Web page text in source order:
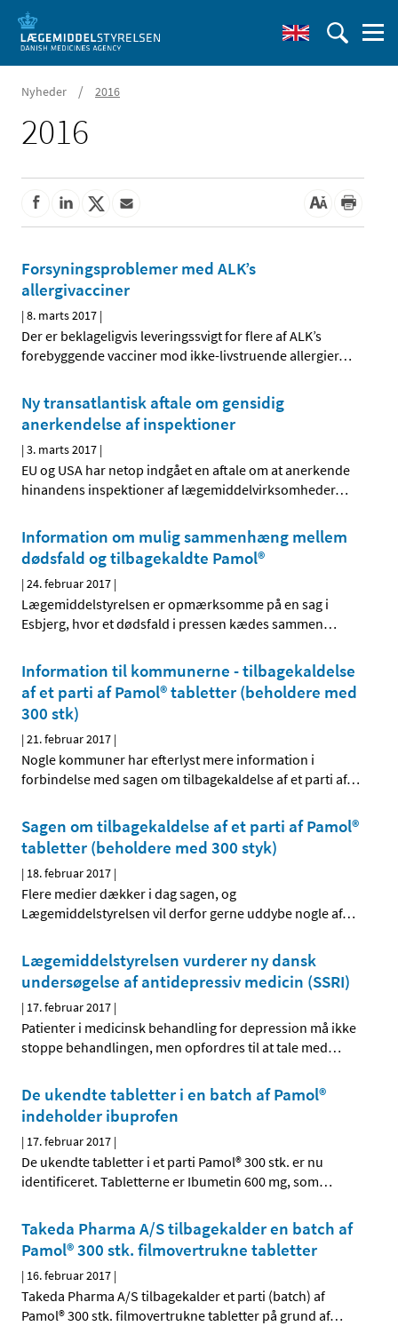
Nyheder / 2016
2016
Forsyningsproblemer med ALK’s
allergivacciner
|8. marts 2017 |
Der er beklageligvis leveringssvigt for flere af ALK’s
forebyggende vacciner mod ikke-livstruende allergier…
Ny transatlantisk aftale om gensidig
anerkendelse af inspektioner
|3. marts 2017 |
EU og USA har netop indgået en aftale om at anerkende
hinandens inspektioner af lægemiddelvirksomheder…
Information om mulig sammenhæng mellem
dødsfald og tilbagekaldte Pamol®
|24. februar 2017 |
Lægemiddelstyrelsen er opmærksomme på en sag i
Esbjerg, hvor et dødsfald i pressen kædes sammen…
Information til kommunerne - tilbagekaldelse
af et parti af Pamol® tabletter (beholdere med
300 stk)
|21. februar 2017 |
Nogle kommuner har efterlyst mere information i
forbindelse med sagen om tilbagekaldelse af et parti af…
Sagen om tilbagekaldelse af et parti af Pamol®
tabletter (beholdere med 300 styk)
| 18. februar 2017 |
Flere medier dækker i dag sagen, og
Lægemiddelstyrelsen vil derfor gerne uddybe nogle af…
Lægemiddelstyrelsen vurderer ny dansk
undersøgelse af antidepressiv medicin (SSRI)
| 17. februar 2017 |
Patienter i medicinsk behandling for depression må ikke
stoppe behandlingen, men opfordres til at tale med…
De ukendte tabletter i en batch af Pamol®
indeholder ibuprofen
| 17. februar 2017 |
De ukendte tabletter i et parti Pamol® 300 stk. er nu
identificeret. Tabletterne er Ibumetin 600 mg, som…
Takeda Pharma A/S tilbagekalder en batch af
Pamol® 300 stk. filmovertrukne tabletter
| 16. februar 2017 |
Takeda Pharma A/S tilbagekalder et parti (batch) af
Pamol® 300 stk. filmovertrukne tabletter på grund af…